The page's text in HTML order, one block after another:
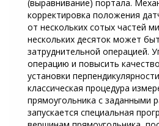
(выравнивание) портала.
корректировка положения
от нескольких сотых частей
нескольких десяток может
затруднительной операцией.
операцию и повысить
установки
классическая процедура
прямоугольника с заданными
запускается специальная